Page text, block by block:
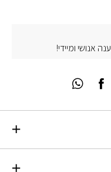
אנושי ומיידי!